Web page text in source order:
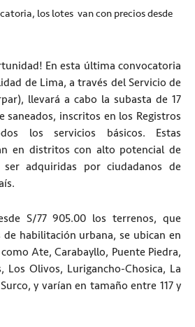
los lotes van con precios desde
En esta última convocatoria
de Lima, a través del Servicio de
llevará a cabo la subasta de 17
saneados, inscritos en los Registros
los servicios básicos. Estas
en distritos con alto potencial de
adquiridas por ciudadanos de
S/77 905.00 los terrenos, que
habilitación urbana, se ubican en
Ate, Carabayllo, Puente Piedra,
Los Olivos, Lurigancho-Chosica, La
y varían en tamaño entre 117 y